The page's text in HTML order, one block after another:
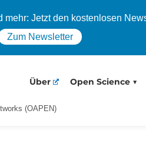
mehr: Jetzt den kostenlosen
Zum Newsletter
Über Open Science
(OAPEN)